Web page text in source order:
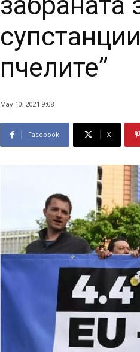
пчелите”
May 10, 2021 9:08
Facebook X